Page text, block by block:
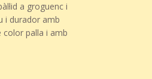
a groguenc i
i durador amb
color palla i amb